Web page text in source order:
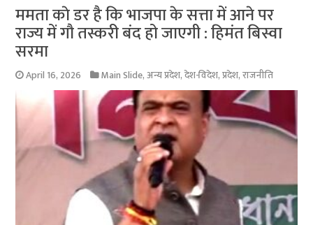
ममता काे डर है कि भाजपा के सत्ता में आने पर
राज्य में गौ तस्करी बंद हो जाएगी : हिमंत बिस्वा
सरमा
April 16, 2026 Main Slide,अन्य प्रदेश,देश-विदेश,प्रदेश,राजनीति